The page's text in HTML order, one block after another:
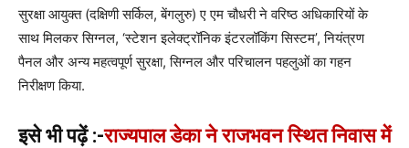
सुरक्षा आयुक्त (दक्षिणी सर्किल, बेंगलुरु) ए एम चौधरी ने वरिष्ठ अधिकारियों के
साथ मिलकर सिग्नल, ‘स्टेशन इलेक्ट्रॉनिक इंटरलॉकिंग सिस्टम’, नियंत्रण
पैनल और अन्य महत्वपूर्ण सुरक्षा, सिग्नल और परिचालन पहलुओं का गहन
निरीक्षण किया.
इसे भी पढ़ें :-राज्यपाल डेका ने राजभवन स्थित निवास में